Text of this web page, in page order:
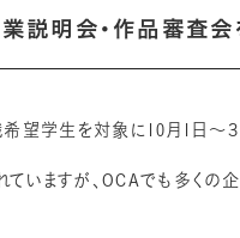
明会・作品審査会
望学生を対象に10月1日～
いますが、OCAでも多くの